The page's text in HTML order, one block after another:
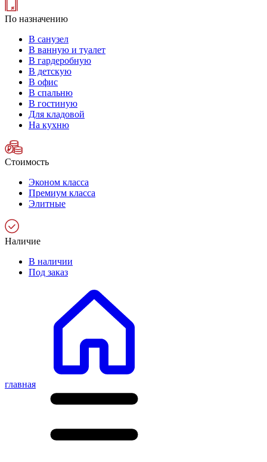
По назначению
В санузел
В ванную и туалет
В гардеробную
В детскую
В офис
В спальню
В гостиную
Для кладовой
На кухню
Стоимость
Эконом класса
Премиум класса
Элитные
Наличие
В наличии
Под заказ
главная